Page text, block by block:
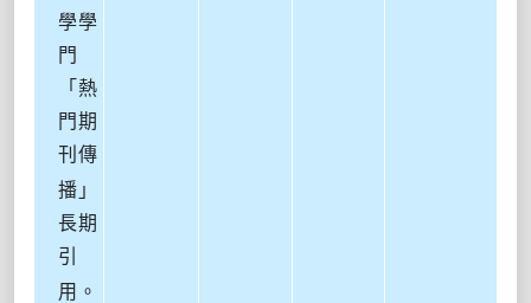
學學
門
「熱
門期
刊傳
播」
長期
引
用。